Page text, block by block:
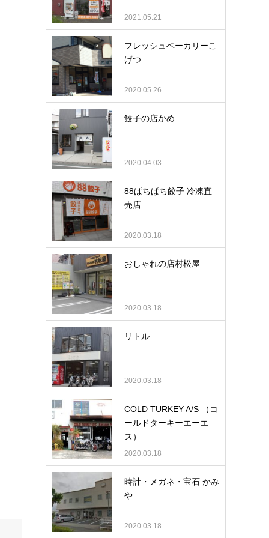
2021.05.21
フレッシュベーカリーこ
げつ
2020.05.26
餃子の店かめ
2020.04.03
88ぱちぱち餃子 冷凍直
売店
2020.03.18
おしゃれの店村松屋
2020.03.18
リトル
2020.03.18
COLD TURKEY A/S （コ
ールドターキーエーエ
ス）
2020.03.18
時計・メガネ・宝石 かみ
や
2020.03.18